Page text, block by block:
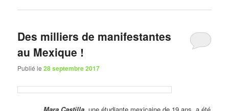
Des milliers de manifestantes
au Mexique !
Publié le28 septembre 2017